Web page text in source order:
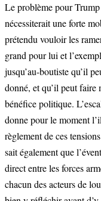
Le problème pour
nécessiterait une forte
prétendu vouloir les
grand pour lui et
jusqu’au-boutiste qu’il
donné, et qu’il peut faire
bénéfice politique.
donne pour le moment
règlement de ces
sait également que
direct entre les forces
chacun des acteurs de